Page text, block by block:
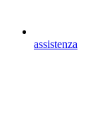
assistenza